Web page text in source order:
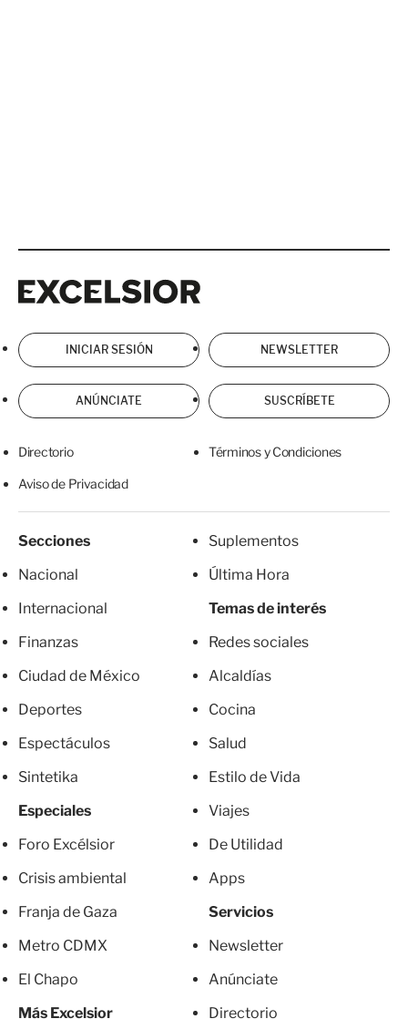
INICIAR SESIÓN NEWSLETTER
ANÚNCIATE SUSCRÍBETE
Directorio Términos y Condiciones
Aviso de Privacidad
Secciones
Nacional
Internacional
Finanzas
Ciudad de México
Deportes
Espectáculos
Sintetika
Especiales
Foro Excélsior
Crisis ambiental
Franja de Gaza
Metro CDMX
El Chapo
Más Excelsior
Suplementos
Última Hora
Temas de interés
Redes sociales
Alcaldías
Cocina
Salud
Estilo de Vida
Viajes
De Utilidad
Apps
Servicios
Newsletter
Anúnciate
Directorio